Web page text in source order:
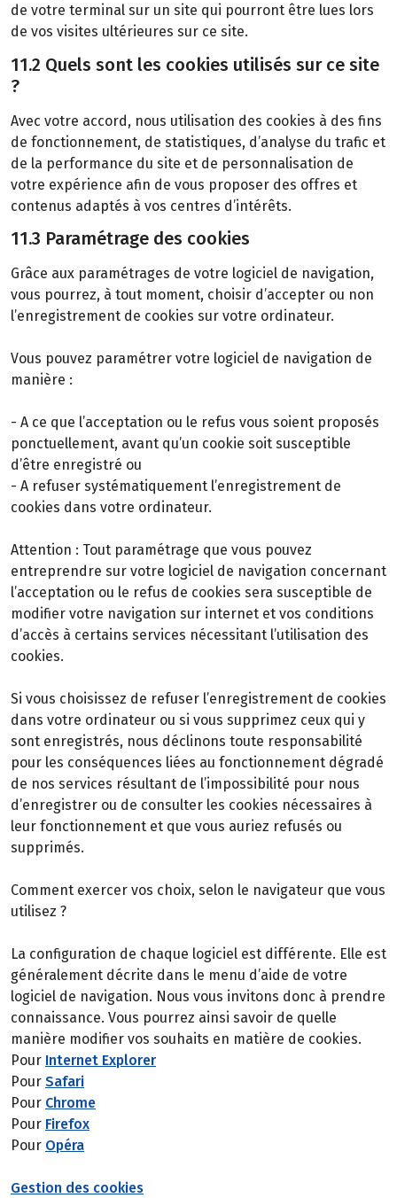
de votre terminal sur un site qui pourront être lues lors
de vos visites ultérieures sur ce site.
11.2 Quels sont les cookies utilisés sur ce site
?
Avec votre accord, nous utilisation des cookies à des fins
de fonctionnement, de statistiques, d’analyse du trafic et
de la performance du site et de personnalisation de
votre expérience afin de vous proposer des offres et
contenus adaptés à vos centres d’intérêts.
11.3 Paramétrage des cookies
Grâce aux paramétrages de votre logiciel de navigation,
vous pourrez, à tout moment, choisir d’accepter ou non
l’enregistrement de cookies sur votre ordinateur.
Vous pouvez paramétrer votre logiciel de navigation de
manière :
- A ce que l’acceptation ou le refus vous soient proposés
ponctuellement, avant qu’un cookie soit susceptible
d’être enregistré ou
- A refuser systématiquement l’enregistrement de
cookies dans votre ordinateur.
Attention : Tout paramétrage que vous pouvez
entreprendre sur votre logiciel de navigation concernant
l’acceptation ou le refus de cookies sera susceptible de
modifier votre navigation sur internet et vos conditions
d’accès à certains services nécessitant l’utilisation des
cookies.
Si vous choisissez de refuser l’enregistrement de cookies
dans votre ordinateur ou si vous supprimez ceux qui y
sont enregistrés, nous déclinons toute responsabilité
pour les conséquences liées au fonctionnement dégradé
de nos services résultant de l’impossibilité pour nous
d’enregistrer ou de consulter les cookies nécessaires à
leur fonctionnement et que vous auriez refusés ou
supprimés.
Comment exercer vos choix, selon le navigateur que vous
utilisez ?
La configuration de chaque logiciel est différente. Elle est
généralement décrite dans le menu d’aide de votre
logiciel de navigation. Nous vous invitons donc à prendre
connaissance. Vous pourrez ainsi savoir de quelle
manière modifier vos souhaits en matière de cookies.
Pour Internet Explorer
Pour Safari
Pour Chrome
Pour Firefox
Pour Opéra
Gestion des cookies